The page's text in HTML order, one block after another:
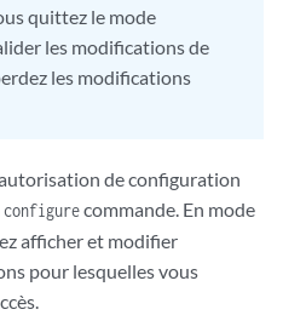
from this level
a statement
character string in configuration
back to previous committed
operational-mode command
parameter
users currently editing
to top level of configuration
one level of configuration
operations
quittez le mode
les modifications de
les modifications
de configuration
configurecommande. En mode
afficher et modifier
pour lesquelles vous